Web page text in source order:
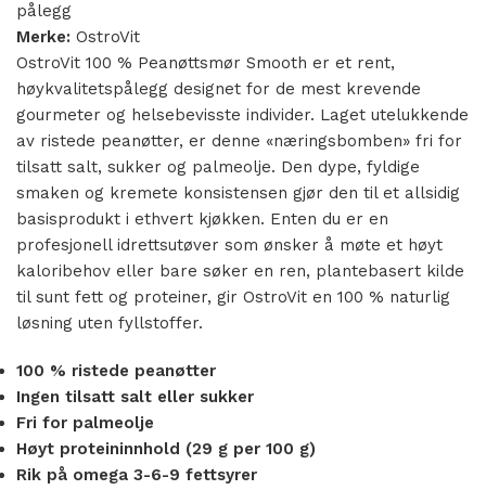
pålegg
Merke: OstroVit
OstroVit 100 % Peanøttsmør Smooth er et rent,
høykvalitetspålegg designet for de mest krevende
gourmeter og helsebevisste individer. Laget utelukkende
av ristede peanøtter, er denne «næringsbomben» fri for
tilsatt salt, sukker og palmeolje. Den dype, fyldige
smaken og kremete konsistensen gjør den til et allsidig
basisprodukt i ethvert kjøkken. Enten du er en
profesjonell idrettsutøver som ønsker å møte et høyt
kaloribehov eller bare søker en ren, plantebasert kilde
til sunt fett og proteiner, gir OstroVit en 100 % naturlig
løsning uten fyllstoffer.
100 % ristede peanøtter
Ingen tilsatt salt eller sukker
Fri for palmeolje
Høyt proteininnhold (29 g per 100 g)
Rik på omega 3-6-9 fettsyrer